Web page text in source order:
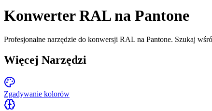
Konwerter RAL na Pantone
Profesjonalne narzędzie do konwersji RAL na Pantone. Szukaj
Więcej Narzędzi
Zgadywanie kolorów